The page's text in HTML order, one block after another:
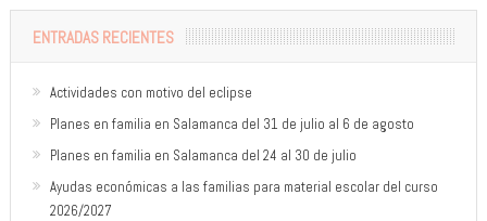
ENTRADAS RECIENTES
Actividades con motivo del eclipse
Planes en familia en Salamanca del 31 de julio al 6 de agosto
Planes en familia en Salamanca del 24 al 30 de julio
Ayudas económicas a las familias para material escolar del curso
2026/2027